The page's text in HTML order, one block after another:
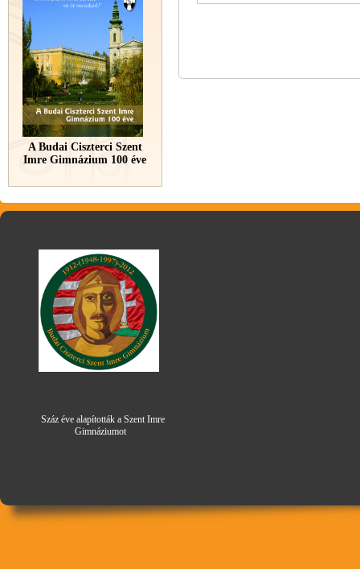
A Budai Ciszterci Szent
Imre Gimnázium 100 éve
Száz éve alapították a Szent Imre
Gimnáziumot